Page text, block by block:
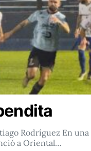
Rodríguez En
a Oriental…